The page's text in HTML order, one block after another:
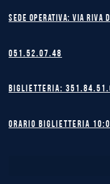
Sede operativa: Via Riva di
051.52.07.48
Biglietteria:
Orario biglietteria